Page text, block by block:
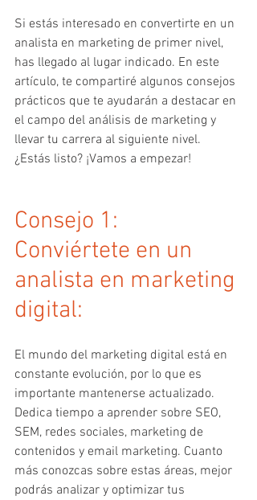
Si estás interesado en convertirte en un
analista en marketing de primer nivel,
has llegado al lugar indicado. En este
artículo, te compartiré algunos consejos
prácticos que te ayudarán a destacar en
el campo del análisis de marketing y
llevar tu carrera al siguiente nivel.
¿Estás listo? ¡Vamos a empezar!
Consejo 1:
Conviértete en un
analista en marketing
digital:
El mundo del marketing digital está en
constante evolución, por lo que es
importante mantenerse actualizado.
Dedica tiempo a aprender sobre SEO,
SEM, redes sociales, marketing de
contenidos y email marketing. Cuanto
más conozcas sobre estas áreas, mejor
podrás analizar y optimizar tus